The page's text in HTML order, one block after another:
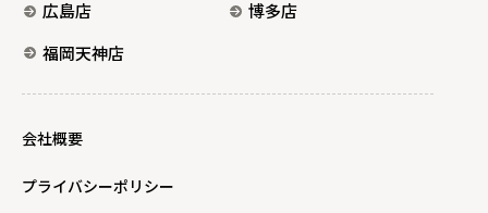
広島店
博多店
福岡天神店
会社概要
プライバシーポリシー